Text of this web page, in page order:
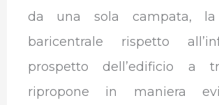
da una sola campata,
baricentrale rispetto
prospetto dell’edificio a
ripropone in maniera